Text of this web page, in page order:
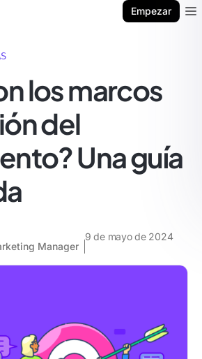
Empezar
los marcos
del
Una guía
Manager
9 de mayo de 2024